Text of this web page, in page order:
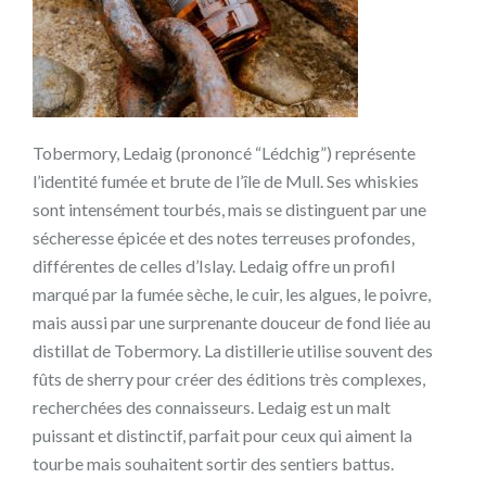
Tobermory, Ledaig (prononcé “Lédchig”) représente
l’identité fumée et brute de l’île de Mull. Ses whiskies
sont intensément tourbés, mais se distinguent par une
sécheresse épicée et des notes terreuses profondes,
différentes de celles d’Islay. Ledaig offre un profil
marqué par la fumée sèche, le cuir, les algues, le poivre,
mais aussi par une surprenante douceur de fond liée au
distillat de Tobermory. La distillerie utilise souvent des
fûts de sherry pour créer des éditions très complexes,
recherchées des connaisseurs. Ledaig est un malt
puissant et distinctif, parfait pour ceux qui aiment la
tourbe mais souhaitent sortir des sentiers battus.